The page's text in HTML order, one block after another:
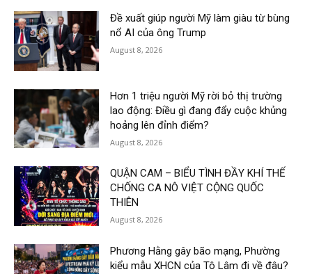
Đề xuất giúp người Mỹ làm giàu từ bùng
nổ AI của ông Trump
August 8, 2026
Hơn 1 triệu người Mỹ rời bỏ thị trường
lao động: Điều gì đang đẩy cuộc khủng
hoảng lên đỉnh điểm?
August 8, 2026
QUẬN CAM – BIỂU TÌNH ĐẦY KHÍ THẾ
CHỐNG CA NÔ VIỆT CỘNG QUỐC
THIÊN
August 8, 2026
Phương Hằng gây bão mạng, Phường
kiểu mẫu XHCN của Tô Lâm đi về đâu?